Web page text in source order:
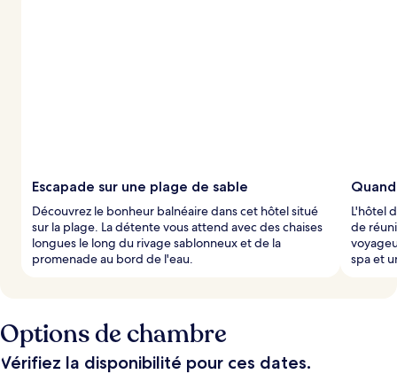
Escapade sur une plage de sable
Découvrez le bonheur balnéaire dans cet hôtel situé
sur la plage. La détente vous attend avec des chaises
longues le long du rivage sablonneux et de la
promenade au bord de l'eau.
L'hôtel
de
spa et
Options de chambre
Vérifiez la disponibilité pour ces dates.